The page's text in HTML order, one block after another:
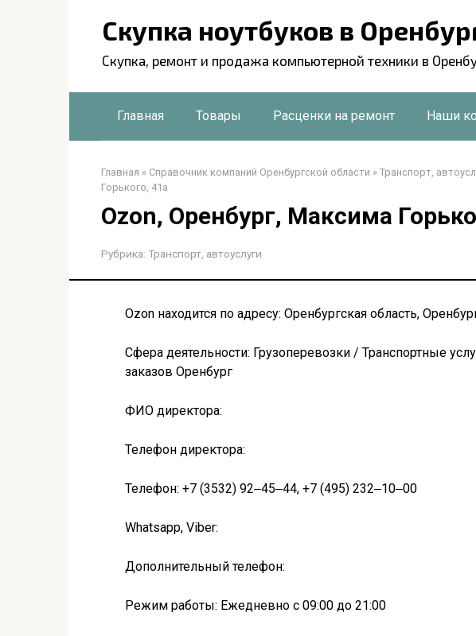
Скупка ноутбуков в
Скупка, ремонт и продажа компьютерной техники в
Главная Товары Расценки на ремонт Наши
Главная » Справочник компаний Оренбургской области » Транспорт,
Горького, 41а
Ozon, Оренбург, Максима
Рубрика: Транспорт, автоуслуги
Ozon находится по адресу: Оренбургская область,
Сфера деятельности: Грузоперевозки / Транспортные
заказов Оренбург
ФИО директора:
Телефон директора:
Телефон: +7 (3532) 92‒45‒44, +7 (495) 232‒10‒00
Whatsapp, Viber:
Дополнительный телефон:
Режим работы: Ежедневно с 09:00 до 21:00